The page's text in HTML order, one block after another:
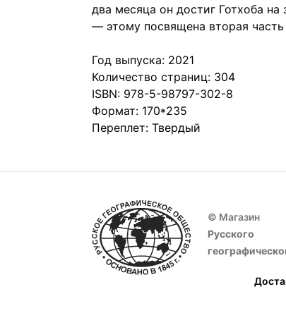
два месяца он достиг Готхоба
— этому посвящена вторая
Год выпуска: 2021
Количество страниц: 304
ISBN: 978-5-98797-302-8
Формат: 170*235
Переплет: Твердый
© Магазин
Русского